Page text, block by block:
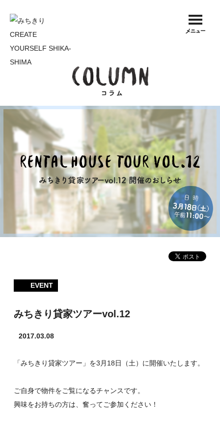
EVENT
みちきり貸家ツアーvol.12
2017.03.08
「みちきり貸家ツアー」を3月18日（土）に開催いたします。
ご自身で物件をご覧になるチャンスです。
興味をお持ちの方は、奮ってご参加ください！